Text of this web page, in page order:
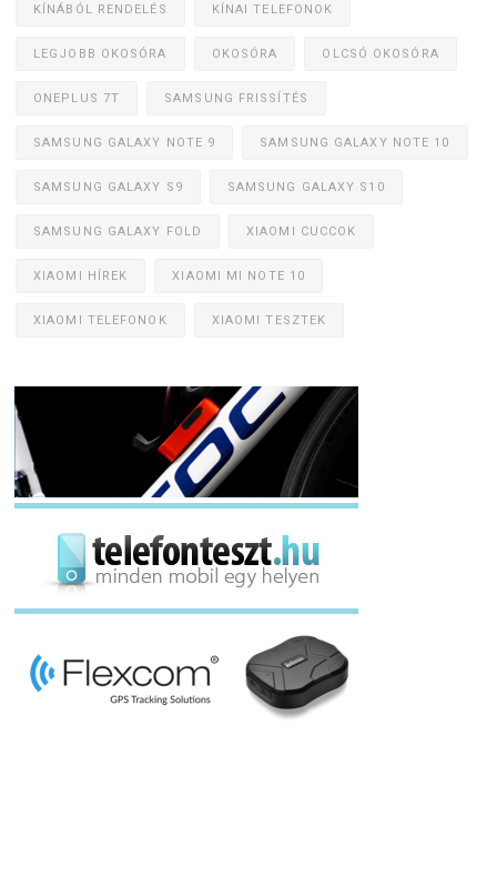
KÍNÁBÓL RENDELÉS KÍNAI TELEFONOK
LEGJOBB OKOSÓRA OKOSÓRA OLCSÓ OKOSÓRA
ONEPLUS 7T SAMSUNG FRISSÍTÉS
SAMSUNG GALAXY NOTE 9 SAMSUNG GALAXY NOTE 10
SAMSUNG GALAXY S9 SAMSUNG GALAXY S10
SAMSUNG GALAXY FOLD XIAOMI CUCCOK
XIAOMI HÍREK XIAOMI MI NOTE 10
XIAOMI TELEFONOK XIAOMI TESZTEK